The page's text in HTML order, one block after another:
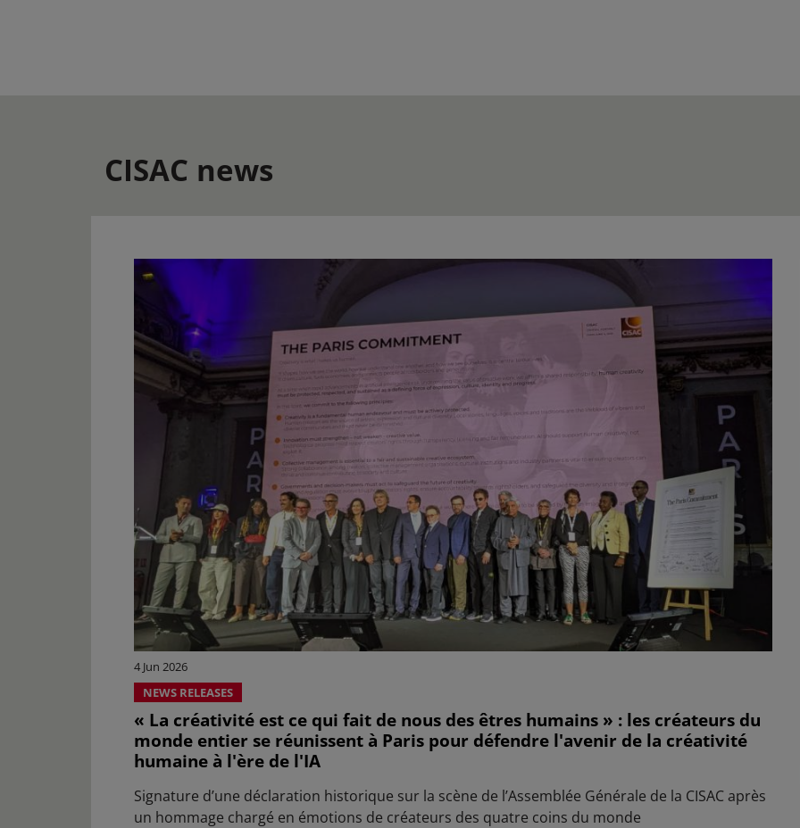
CISAC news
4 Jun 2026
NEWS RELEASES
« La créativité est ce qui fait de nous des êtres humains » : les créateurs du
monde entier se réunissent à Paris pour défendre l'avenir de la créativité
humaine à l'ère de l'IA
Signature d’une déclaration historique sur la scène de l’Assemblée Générale de la CISAC après
un hommage chargé en émotions de créateurs des quatre coins du monde